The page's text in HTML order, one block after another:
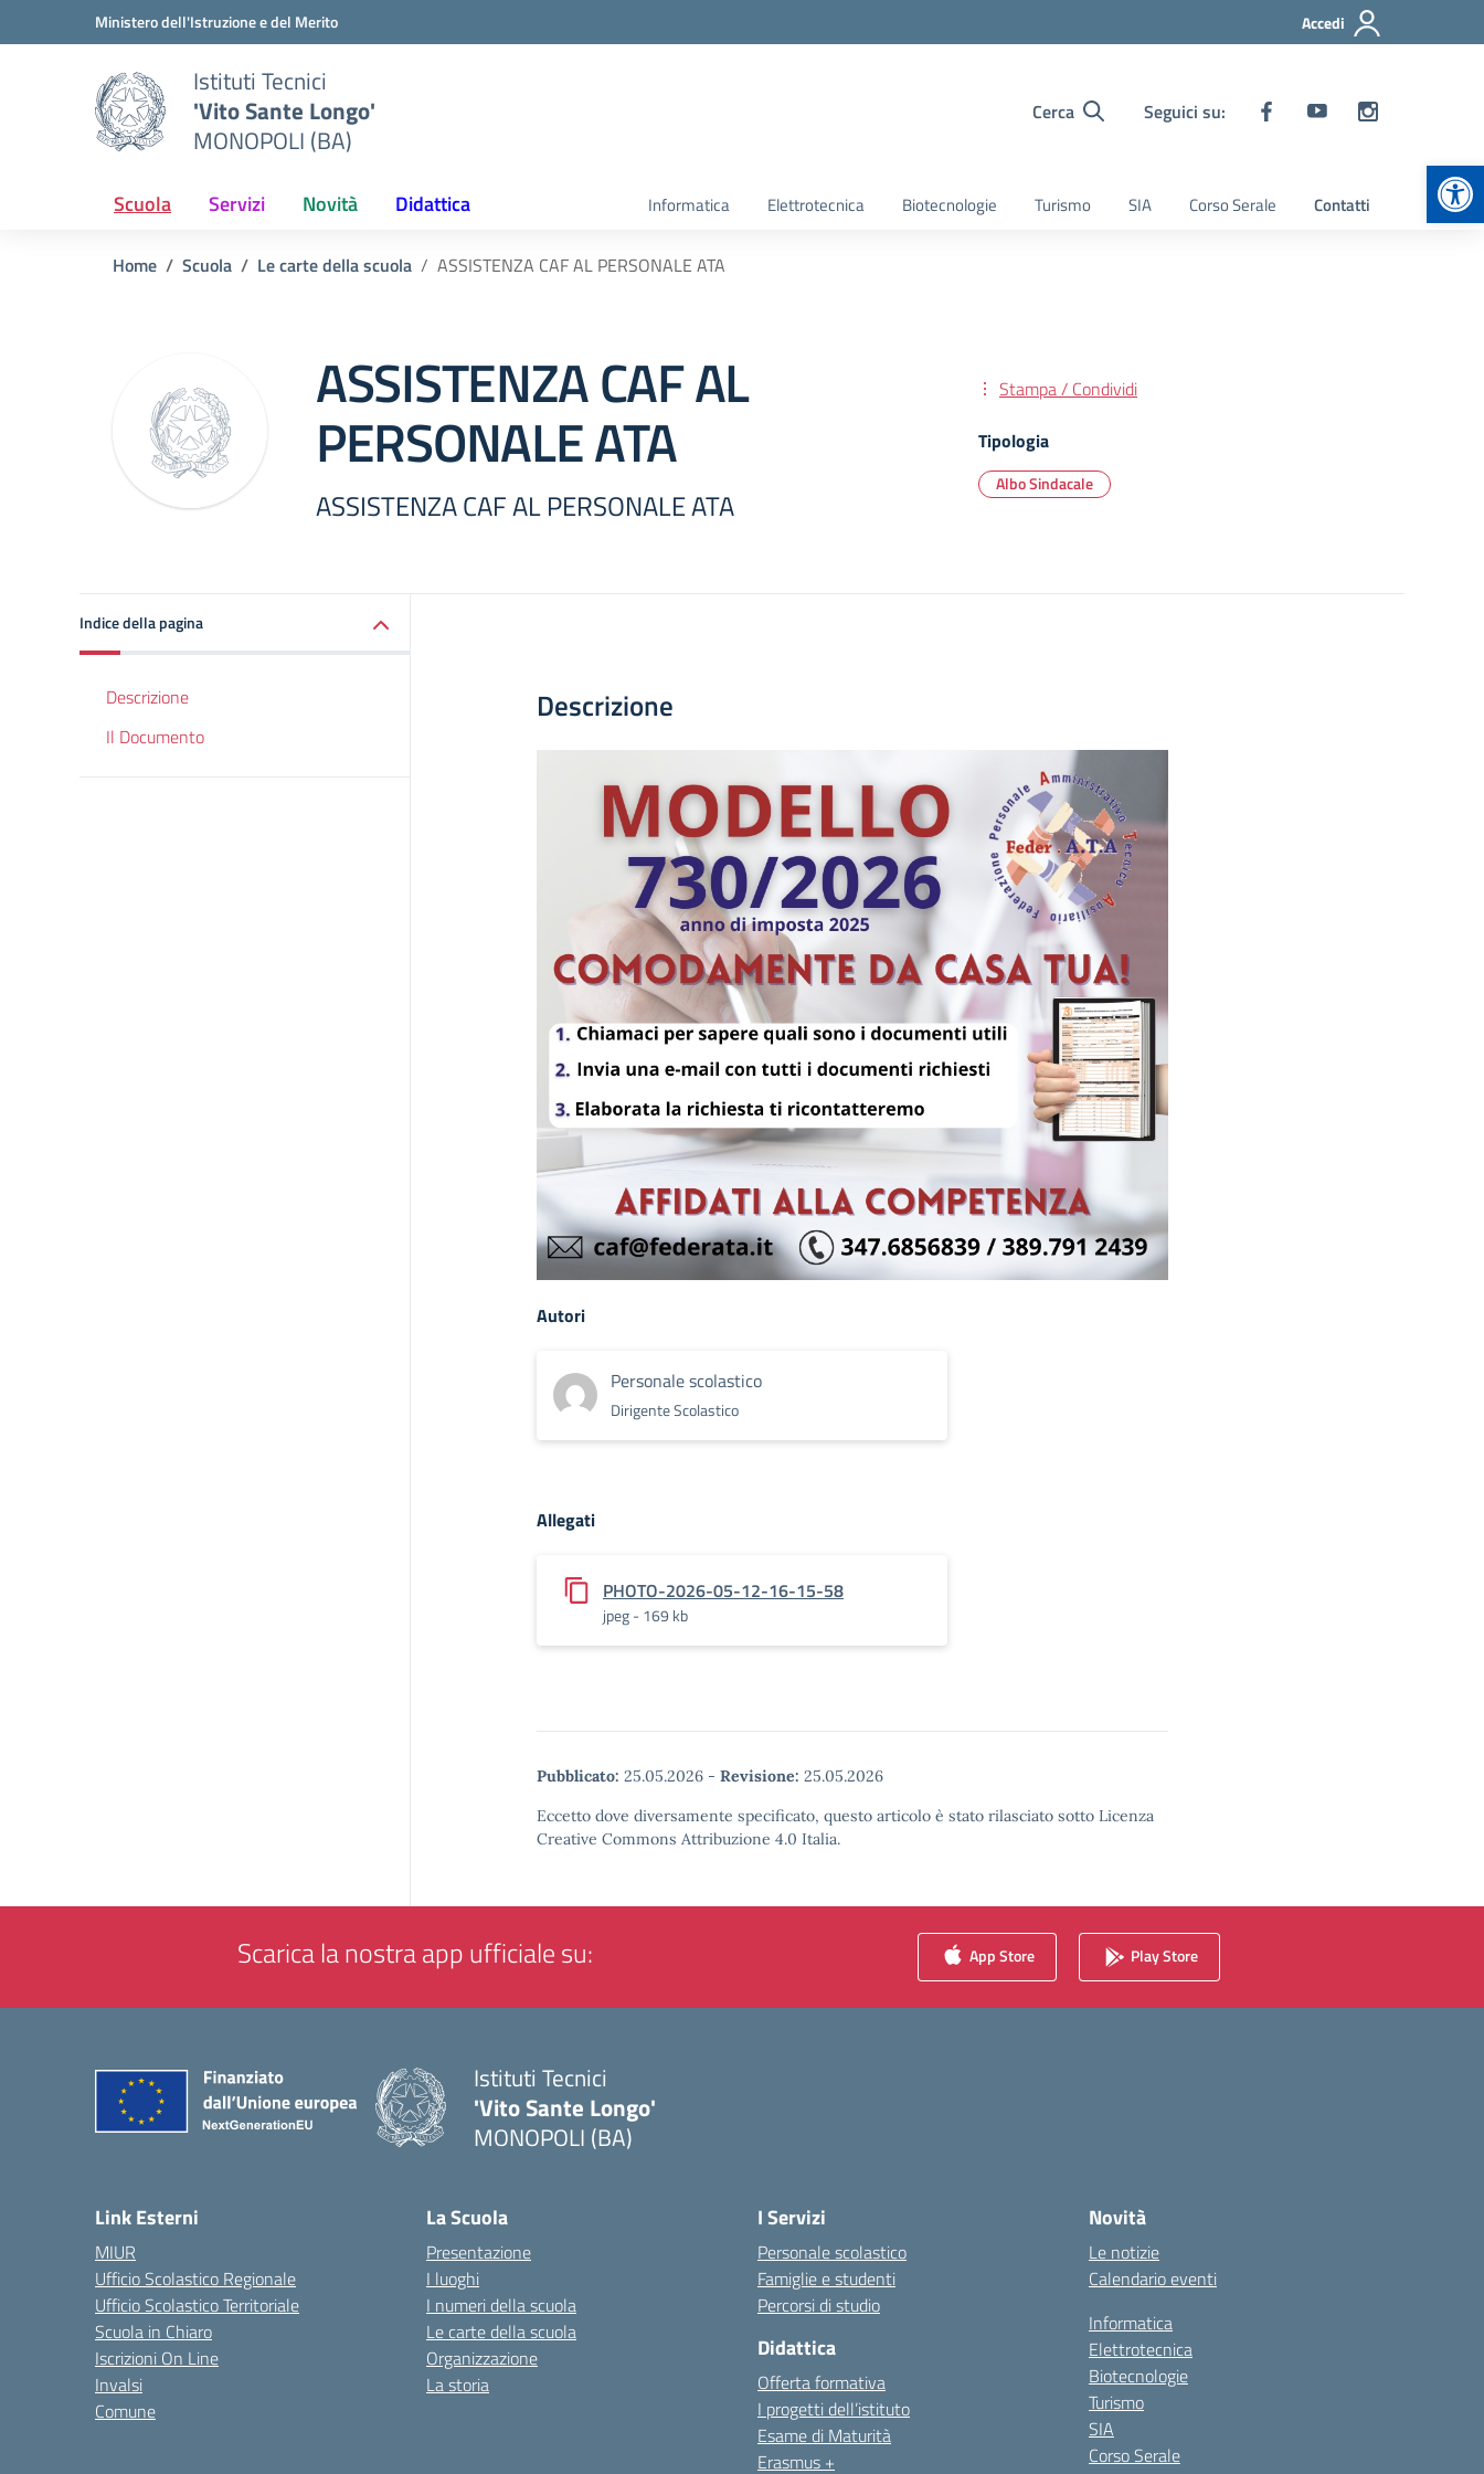
Vai ai contenuti
Vai al menu di navigazioneMinistero dell'Istruzione e del Merito Accedi
Istituti Tecnici
'Vito Sante Longo'
MONOPOLI (BA)
Cerca Seguici su:
Scuola Servizi Novità Didattica Informatica Elettrotecnica Biotecnologie Turismo SIA Corso Serale Contatti
Home Scuola Le carte della scuola ASSISTENZA CAF AL PERSONALE ATA
ASSISTENZA CAF AL
PERSONALE ATA
ASSISTENZA CAF AL PERSONALE ATA
Stampa / Condividi
Tipologia
Albo Sindacale
Indice della pagina
Descrizione
Il Documento
Descrizione
Autori
Personale scolastico
Dirigente Scolastico
Allegati
PHOTO-2026-05-12-16-15-58
jpeg - 169 kb
Pubblicato: 25.05.2026 - Revisione: 25.05.2026
Eccetto dove diversamente specificato, questo articolo è stato rilasciato sotto Licenza
Creative Commons Attribuzione 4.0 Italia.
Scarica la nostra app ufficiale su: App Store Play Store
Istituti Tecnici
'Vito Sante Longo'
MONOPOLI (BA)
Link Esterni
MIUR
Ufficio Scolastico Regionale
Ufficio Scolastico Territoriale
Scuola in Chiaro
Iscrizioni On Line
Invalsi
Comune
La Scuola
Presentazione
I luoghi
I numeri della scuola
Le carte della scuola
Organizzazione
La storia
I Servizi
Personale scolastico
Famiglie e studenti
Percorsi di studio
Didattica
Offerta formativa
I progetti dell’istituto
Esame di Maturità
Erasmus +
Novità
Le notizie
Calendario eventi
Informatica
Elettrotecnica
Biotecnologie
Turismo
SIA
Corso Serale